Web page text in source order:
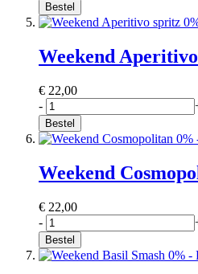
Bestel
Weekend
€ 22,00
-
Bestel
Weekend
€ 22,00
-
Bestel